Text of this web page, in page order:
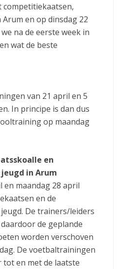
en op dinsdag 22
na de eerste week in
wat de beste
van 21 april en 5
In principe is dan dus
op maandag
en
in Arum
en maandag 28 april
en de
De trainers/leiders
de geplande
worden verschoven
De voetbaltrainingen
en met de laatste